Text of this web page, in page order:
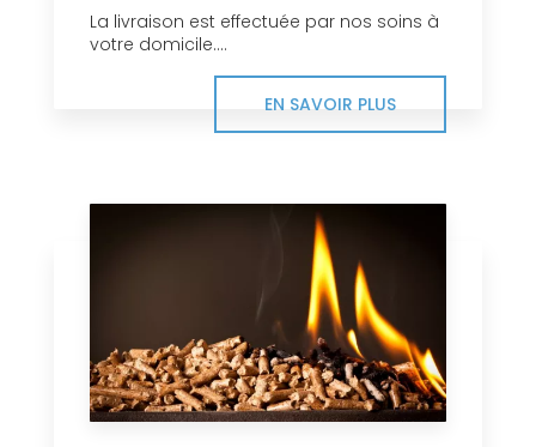
La livraison est effectuée par nos soins à
votre domicile....
EN SAVOIR PLUS